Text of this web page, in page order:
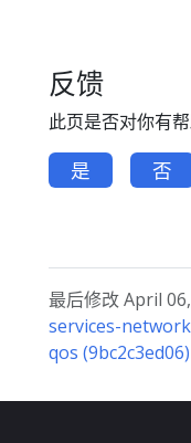
反馈
此页是否对你有帮
是 否
最后修改 April
services-
qos (9bc2c3ed06)